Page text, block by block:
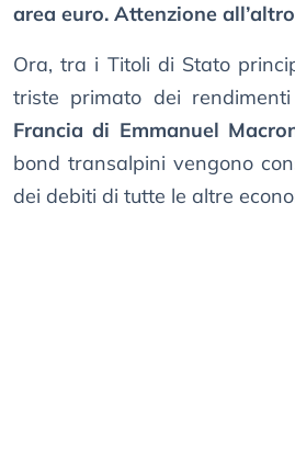
area euro. Attenzione
Ora, tra i Titoli di Stato
triste primato dei
Francia di Emmanuel
bond transalpini vengono
dei debiti di tutte le altre